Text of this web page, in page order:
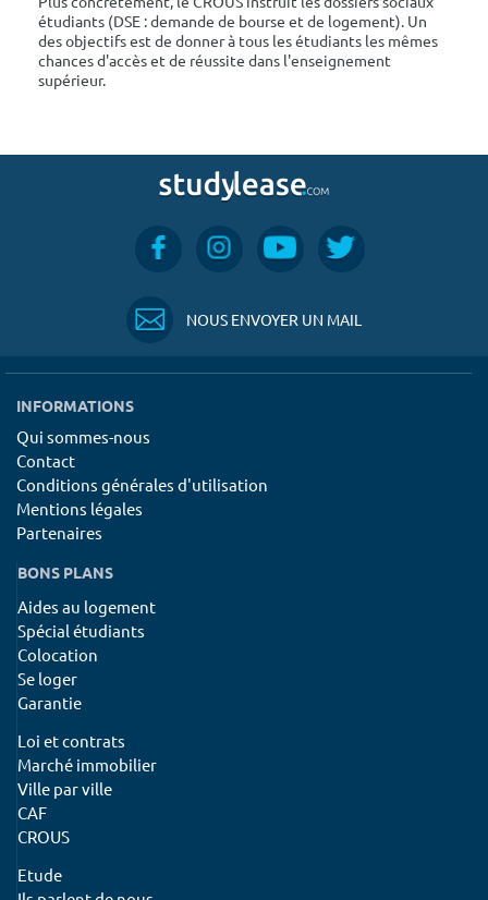
étudiants (DSE : demande de bourse et de logement). Un
des objectifs est de donner à tous les étudiants les mêmes
chances d'accès et de réussite dans l'enseignement
supérieur.
NOUS ENVOYER UN MAIL
INFORMATIONS
Qui sommes-nous
Contact
Conditions générales d'utilisation
Mentions légales
Partenaires
BONS PLANS
Aides au logement
Spécial étudiants
Colocation
Se loger
Garantie
Loi et contrats
Marché immobilier
Ville par ville
CAF
CROUS
Etude